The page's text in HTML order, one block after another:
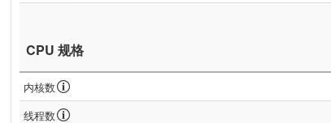
CPU 规格
内核数
线程数